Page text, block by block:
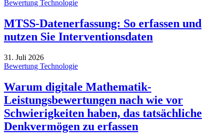
Bewertung Technologie
MTSS-Datenerfassung: So erfassen und
nutzen Sie Interventionsdaten
31. Juli 2026
Bewertung Technologie
Warum digitale Mathematik-
Leistungsbewertungen nach wie vor
Schwierigkeiten haben, das tatsächliche
Denkvermögen zu erfassen